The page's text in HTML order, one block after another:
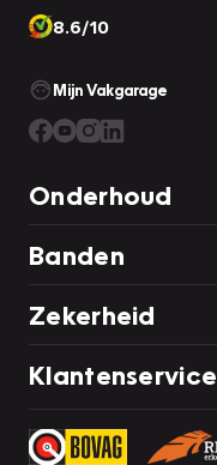
8.6/10
Mijn Vakgarage
Onderhoud
Banden
Zekerheid
Klantenservice